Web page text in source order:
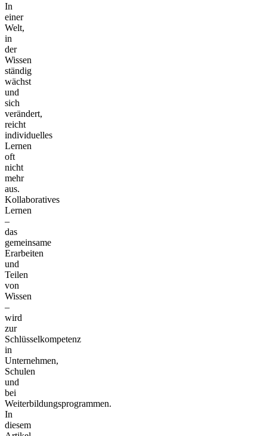
In
einer
Welt,
in
der
Wissen
ständig
wächst
und
sich
verändert,
reicht
individuelles
Lernen
oft
nicht
mehr
aus.
Kollaboratives
Lernen
–
das
gemeinsame
Erarbeiten
und
Teilen
von
Wissen
–
wird
zur
Schlüsselkompetenz
in
Unternehmen,
Schulen
und
bei
Weiterbildungsprogrammen.
In
diesem